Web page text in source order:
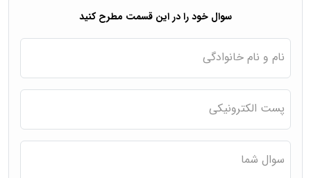
سوال خود را در این قسمت مطرح کنید
نام و نام خانوادگی
پست الکترونیکی
سوال شما